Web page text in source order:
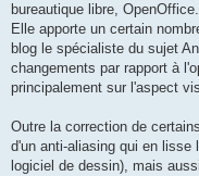
a
g
bureautique libre,
Elle apporte un certain
blog le spécialiste du sujet
changements par rapport à
principalement sur l'aspect
Outre la correction de
d'un anti-aliasing qui en lisse
logiciel de dessin), mais